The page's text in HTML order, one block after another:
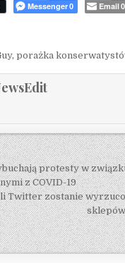
Messenger 0 Email 0
,porażka
protesty w
z COVID-19
Twitter zostanie